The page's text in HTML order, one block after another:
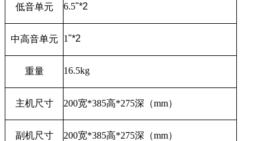
低音单元 6.5"*2
中高音单元 1"*2
重量 16.5kg
主机尺寸 200宽*385高*275深（mm）
副机尺寸 200宽*385高*275深（mm）